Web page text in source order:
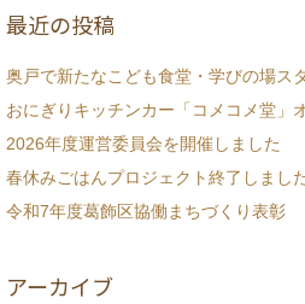
最近の投稿
奥戸で新たなこども食堂・学びの場ス
おにぎりキッチンカー「コメコメ堂」
2026年度運営委員会を開催しました
春休みごはんプロジェクト終了しまし
令和7年度葛飾区協働まちづくり表彰
アーカイブ